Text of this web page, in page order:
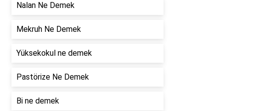
Nalan Ne Demek
Mekruh Ne Demek
Yüksekokul ne demek
Pastörize Ne Demek
Bi ne demek